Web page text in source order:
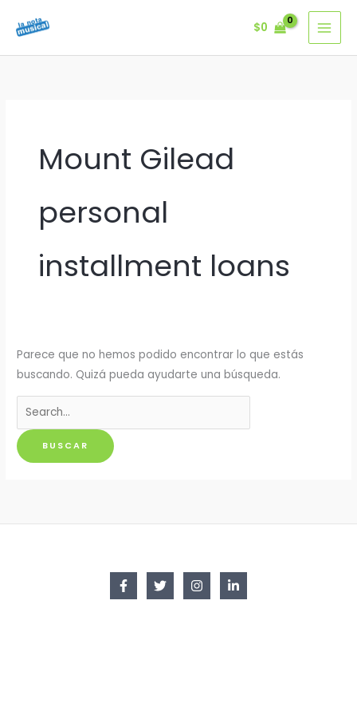
$0
Mount Gilead
personal
installment loans
Parece que no hemos podido encontrar lo que estás
buscando. Quizá pueda ayudarte una búsqueda.
Buscar
por: